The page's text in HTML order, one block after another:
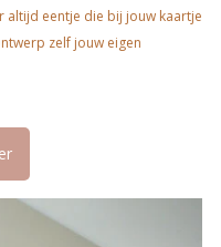
altijd eentje die bij jouw kaartje
zelf jouw eigen